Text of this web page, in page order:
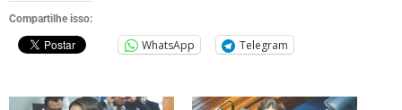
Compartilhe isso:
WhatsApp Telegram